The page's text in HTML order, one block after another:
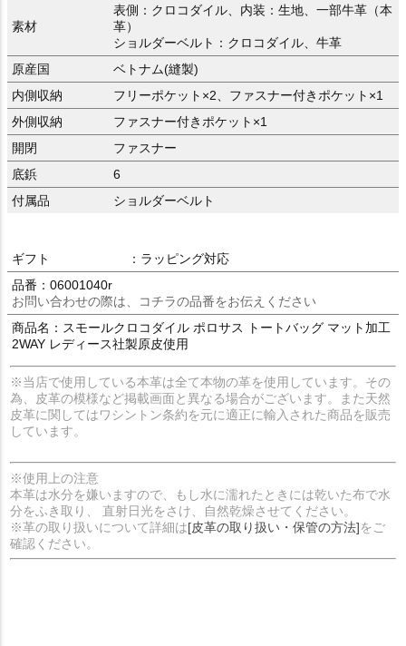
素材
表側：クロコダイル、内装：生地、一部牛革（本
革）
ショルダーベルト：クロコダイル、牛革
原産国
ベトナム(縫製)
内側収納
フリーポケット×2、ファスナー付きポケット×1
外側収納
ファスナー付きポケット×1
開閉
ファスナー
底鋲
6
付属品
ショルダーベルト
ギフト
：ラッピング対応
品番：06001040r
お問い合わせの際は、コチラの品番をお伝えください
商品名：スモールクロコダイル ポロサス トートバッグ マット加工
2WAY レディース社製原皮使用
※当店で使用している本革は全て本物の革を使用しています。その
為、皮革の模様など掲載画面と異なる場合がございます。また天然
皮革に関してはワシントン条約を元に適正に輸入された商品を販売
しています。
※使用上の注意
本革は水分を嫌いますので、もし水に濡れたときには乾いた布で水
分をふき取り、 直射日光をさけ、自然乾燥させてください。
※革の取り扱いについて詳細は[皮革の取り扱い・保管の方法]をご
確認ください。